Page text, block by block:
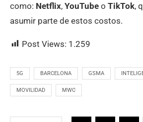
como: Netflix, YouTube o TikTok,
asumir parte de estos costos.
Post Views: 1.259
5G BARCELONA GSMA
MOVILIDAD MWC